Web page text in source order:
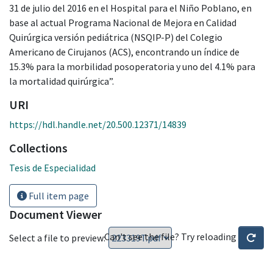
31 de julio del 2016 en el Hospital para el Niño Poblano, en
base al actual Programa Nacional de Mejora en Calidad
Quirúrgica versión pediátrica (NSQIP-P) del Colegio
Americano de Cirujanos (ACS), encontrando un índice de
15.3% para la morbilidad posoperatoria y uno del 4.1% para
la mortalidad quirúrgica”.
URI
https://hdl.handle.net/20.500.12371/14839
Collections
Tesis de Especialidad
Full item page
Document Viewer
Select a file to preview:Can't see the file? Try reloading